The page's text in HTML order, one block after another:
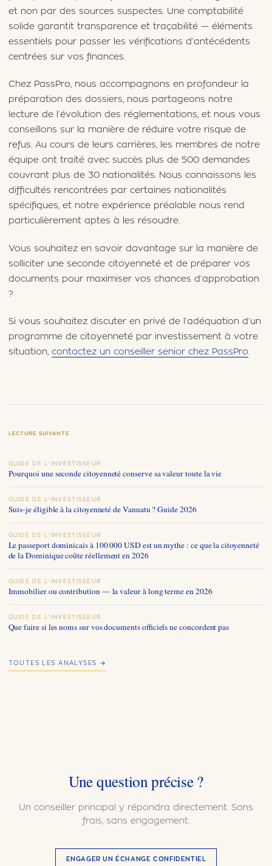
et non par des sources suspectes. Une comptabilité
solide garantit transparence et traçabilité — éléments
essentiels pour passer les vérifications d’antécédents
centrées sur vos finances.
Chez PassPro, nous accompagnons en profondeur la
préparation des dossiers, nous partageons notre
lecture de l’évolution des réglementations, et nous vous
conseillons sur la manière de réduire votre risque de
refus. Au cours de leurs carrières, les membres de notre
équipe ont traité avec succès plus de 500 demandes
couvrant plus de 30 nationalités. Nous connaissons les
difficultés rencontrées par certaines nationalités
spécifiques, et notre expérience préalable nous rend
particulièrement aptes à les résoudre.
Vous souhaitez en savoir davantage sur la manière de
solliciter une seconde citoyenneté et de préparer vos
documents pour maximiser vos chances d’approbation
?
Si vous souhaitez discuter en privé de l’adéquation d’un
programme de citoyenneté par investissement à votre
situation, contactez un conseiller senior chez PassPro
LECTURE SUIVANTE
GUIDE DE L'INVESTISSEUR
Pourquoi une seconde citoyenneté conserve sa valeur toute la vie
GUIDE DE L'INVESTISSEUR
Suis-je éligible à la citoyenneté de Vanuatu ? Guide 2026
GUIDE DE L'INVESTISSEUR
Le passeport dominicais à 100 000 USD est un mythe : ce que la citoyenneté
de la Dominique coûte réellement en 2026
GUIDE DE L'INVESTISSEUR
Immobilier ou contribution — la valeur à long terme en 2026
GUIDE DE L'INVESTISSEUR
Que faire si les noms sur vos documents officiels ne concordent pas
TOUTES LES ANALYSES →
Une question précise ?
Un conseiller principal y répondra directement. Sans
frais, sans engagement.
ENGAGER UN ÉCHANGE CONFIDENTIEL